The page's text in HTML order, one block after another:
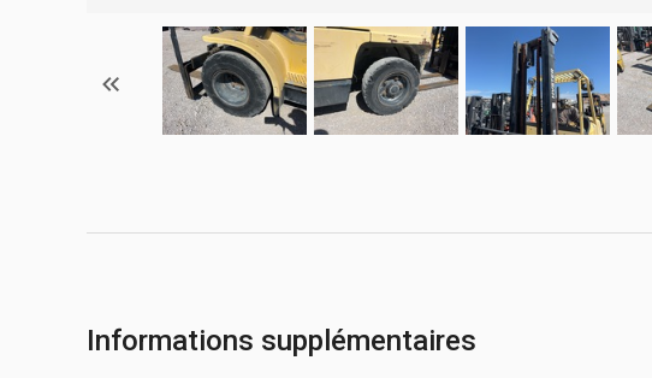
Informations supplémentaires